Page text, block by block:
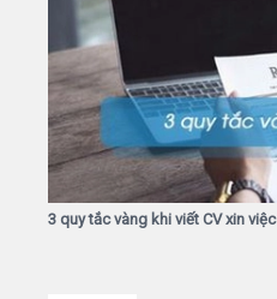
3 quy tắc vàng khi viết CV xin việc